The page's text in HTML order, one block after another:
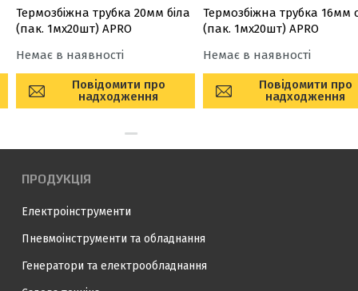
Термозбіжна трубка 20мм біла
(пак. 1мx20шт) APRO
Немає в наявності
Повідомити про
надходження
Термозбіжна трубка 16мм
(пак. 1мx20шт) APRO
Немає в наявності
Повідомити про
надходження
ПРОДУКЦІЯ
Електроінструменти
Пневмоінструменти та обладнання
Генератори та електрообладнання